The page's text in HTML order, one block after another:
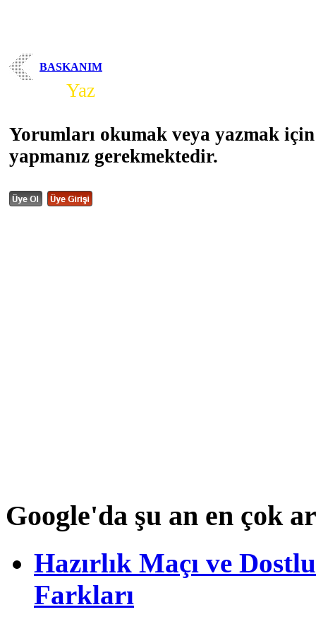
BASKANIM
Yaz
Yorumları okumak veya yazmak
yapmanız gerekmektedir.
Google'da şu an en çok
Hazırlık Maçı ve
Farkları